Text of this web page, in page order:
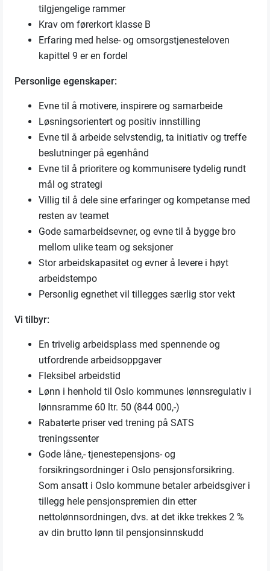
tilgjengelige rammer
Krav om førerkort klasse B
Erfaring med helse- og omsorgstjenesteloven
kapittel 9 er en fordel
Personlige egenskaper:
Evne til å motivere, inspirere og samarbeide
Løsningsorientert og positiv innstilling
Evne til å arbeide selvstendig, ta initiativ og treffe
beslutninger på egenhånd
Evne til å prioritere og kommunisere tydelig rundt
mål og strategi
Villig til å dele sine erfaringer og kompetanse med
resten av teamet
Gode samarbeidsevner, og evne til å bygge bro
mellom ulike team og seksjoner
Stor arbeidskapasitet og evner å levere i høyt
arbeidstempo
Personlig egnethet vil tillegges særlig stor vekt
Vi tilbyr:
En trivelig arbeidsplass med spennende og
utfordrende arbeidsoppgaver
Fleksibel arbeidstid
Lønn i henhold til Oslo kommunes lønnsregulativ i
lønnsramme 60 ltr. 50 (844 000,-)
Rabaterte priser ved trening på SATS
treningssenter
Gode låne,- tjenestepensjons- og
forsikringsordninger i Oslo pensjonsforsikring.
Som ansatt i Oslo kommune betaler arbeidsgiver i
tillegg hele pensjonspremien din etter
nettolønnsordningen, dvs. at det ikke trekkes 2 %
av din brutto lønn til pensjonsinnskudd